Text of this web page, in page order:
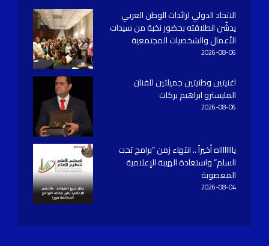
الاتحاد الدولي لرائدات الوطن العربي
يدشّن انطلاقته بحضور نخبة من سيدات
الأعمال والشخصيات المجتمعية
2026-08-06
اغنيتين وطنيتين جميلتين للفنان
المايسترو ابراهيم بركات
2026-08-06
يااااااااه أخيراً .. انتهاء زمن “برامج تحت
السلم” واستعادة الهيبة الإعلامية
المغصوبة
2026-08-04